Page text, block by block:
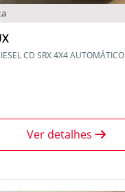
CD SRX 4X4 AUTOMÁTICO
Ver detalhes